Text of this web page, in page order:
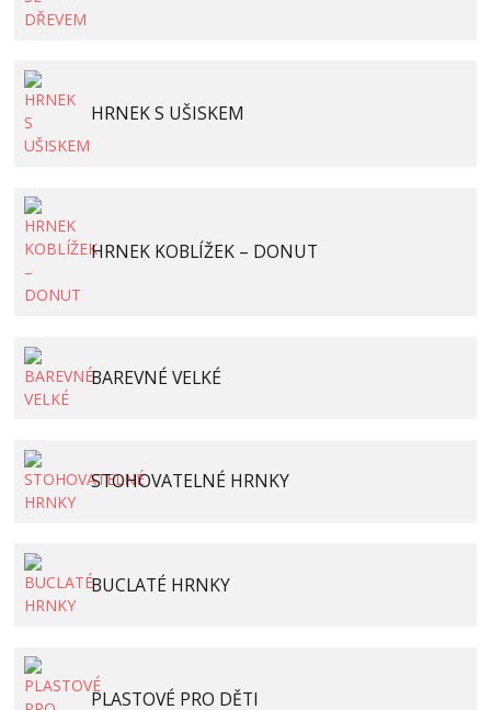
HRNEK S UŠISKEM
HRNEK KOBLÍŽEK – DONUT
BAREVNÉ VELKÉ
STOHOVATELNÉ HRNKY
BUCLATÉ HRNKY
PLASTOVÉ PRO DĚTI